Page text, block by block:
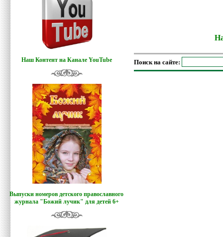
Наш Контент на Канале YouTube
Выпуски номеров детского православного
журнала "Божий лучик" для детей 6+
Поиск на сайте: